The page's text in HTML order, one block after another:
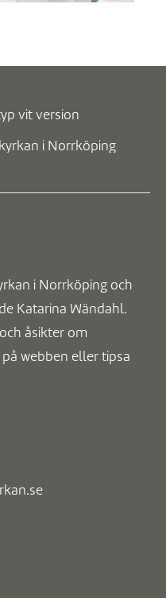
i Norrköping och
Katarina Wändahl.
åsikter om
webben eller tipsa